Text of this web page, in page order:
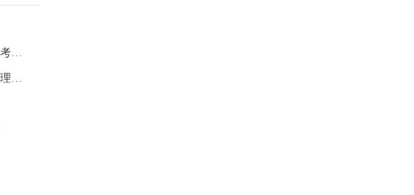
2024年下半年辽宁省高等教育自学考试学历审查和课程免考须知
辽宁省2024年下半年自考省内转考及省际转考（转出）办理须知